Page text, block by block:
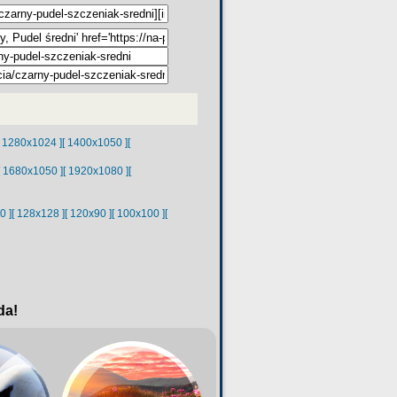
1280x1024 ][ 1400x1050 ][
1680x1050 ][ 1920x1080 ][
][ 128x128 ][ 120x90 ][ 100x100 ][